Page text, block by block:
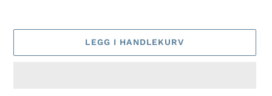
LEGG I HANDLEKURV